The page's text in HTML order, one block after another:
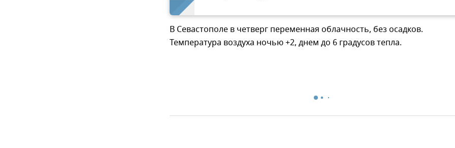
В Севастополе в четверг переменная облачность, без осадков.
Температура воздуха ночью +2, днем до 6 градусов тепла.